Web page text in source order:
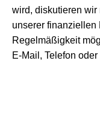
wird, diskutieren wir
unserer finanziellen
Regelmäßigkeit
E-Mail, Telefon